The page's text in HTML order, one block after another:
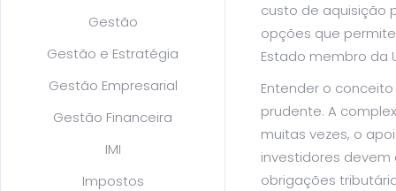
Gestão
Gestão e Estratégia
Gestão Empresarial
Gestão Financeira
IMI
Impostos
custo de aquisição
opções que
Estado membro da
Entender o
prudente. A
muitas vezes, o
investidores
obrigações